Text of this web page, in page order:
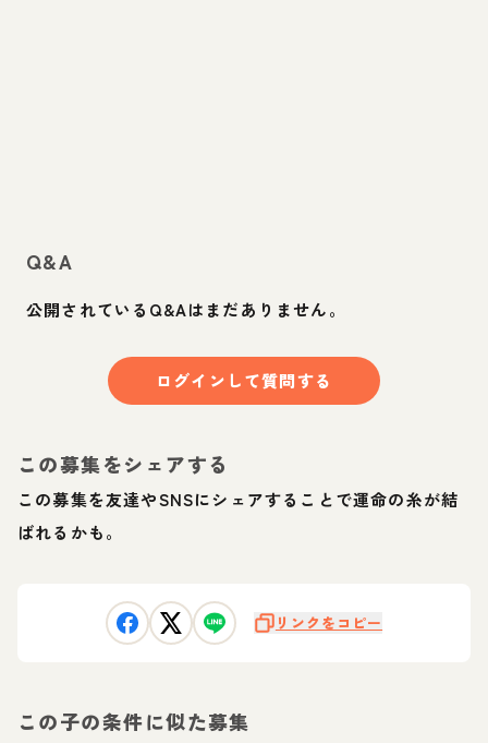
Q&A
公開されているQ&Aはまだありません。
ログインして質問する
この募集をシェアする
この募集を友達やSNSにシェアすることで運命の糸が結
ばれるかも。
リンクをコピー
この子の条件に似た募集